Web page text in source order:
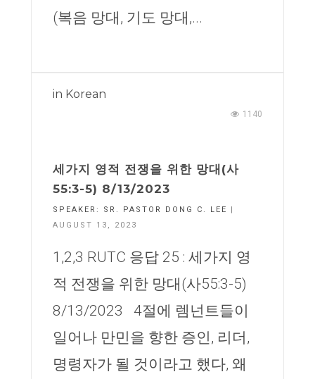
(복음 망대, 기도 망대,...
in Korean
1140
세가지 영적 전쟁을 위한 망대(사
55:3-5) 8/13/2023
SPEAKER: SR. PASTOR DONG C. LEE
|
AUGUST 13, 2023
1,2,3 RUTC 응답 25 : 세가지 영
적 전쟁을 위한 망대(사55:3-5)
8/13/2023 4절에 렘넌트들이
일어나 만민을 향한 증인, 리더,
명령자가 될 것이라고 했다, 왜